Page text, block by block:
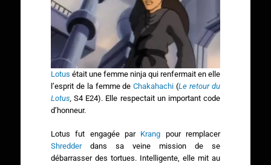
Lotus était une femme ninja qui renfermait en elle
l’esprit de la femme deChakahachi (Le retour du
Lotus S4 E24). Elle respectait un important code
d’honneur.
Lotus fut engagée par Krang pour remplacer
Shredderdans sa veine mission de se
débarrasser des tortues. Intelligente, elle mit au